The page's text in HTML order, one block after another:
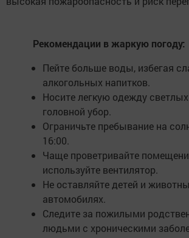
Рекомендации в жаркую погоду:
Пейте больше воды, избегая
алкогольных напитков.
Носите легкую одежду
головной убор.
Ограничьте пребывание на
16:00.
Чаще проветривайте
используйте вентилятор.
Не оставляйте детей и
автомобилях.
Следите за пожилыми
людьми с хроническими